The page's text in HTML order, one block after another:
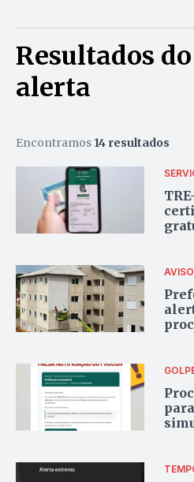
Resultados
alerta
Encontramos 14 resultados
AVISO